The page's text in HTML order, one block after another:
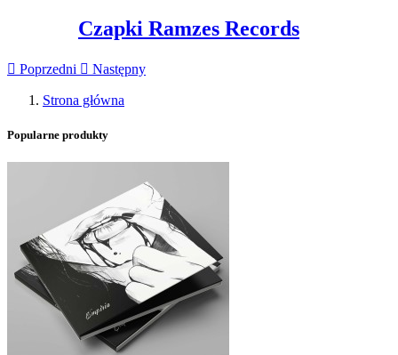
Czapki Ramzes Records
 Poprzedni  Następny
Strona główna
Popularne produkty